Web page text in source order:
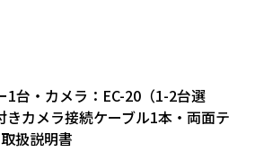
1台・カメラ：EC-20（1-2台選
きカメラ接続ケーブル1本・両面テ
扱説明書